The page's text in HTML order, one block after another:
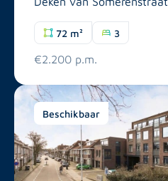
72 m² 3
€2.200 p.m.
Beschikbaar